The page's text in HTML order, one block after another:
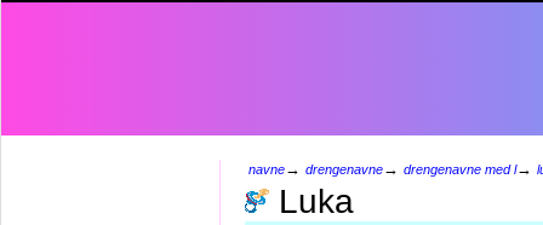
navne→ drengenavne→ drengenavne med l→
Luka